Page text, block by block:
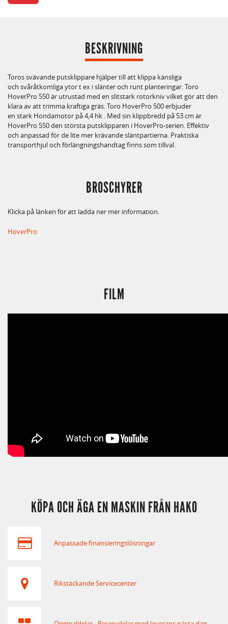
BESKRIVNING
Toros svävande putsklippare hjälper till att klippa känsliga
och svåråtkomliga ytor t ex i slänter och runt planteringar. Toro
HoverPro 550 är utrustad med en slitstark rotorkniv vilket gör att den
klara av att trimma kraftiga gräs. Toro HoverPro 500 erbjuder
en stark Hondamotor på 4,4 hk . Med sin klippbredd på 53 cm är
HoverPro 550 den största putsklipparen i HoverPro-serien. Effektiv
och anpassad för de lite mer krävande släntpartierna. Praktiska
transporthjul och förlängningshandtag finns som tillval.
BROSCHYRER
Klicka på länken för att ladda ner mer information.
HoverPro
FILM
KÖPA OCH ÄGA EN MASKIN FRÅN HAKO
Anpassade finansieringslösningar
Rikstäckande Servicecenter